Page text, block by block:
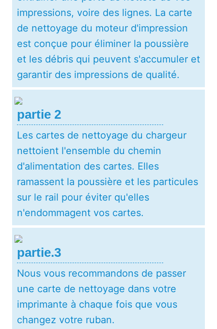
impressions, voire des lignes. La carte
de nettoyage du moteur d'impression
est conçue pour éliminer la poussière
et les débris qui peuvent s'accumuler et
garantir des impressions de qualité.
partie 2
Les cartes de nettoyage du chargeur
nettoient l'ensemble du chemin
d'alimentation des cartes. Elles
ramassent la poussière et les particules
sur le rail pour éviter qu'elles
n'endommagent vos cartes.
partie.3
Nous vous recommandons de passer
une carte de nettoyage dans votre
imprimante à chaque fois que vous
changez votre ruban.